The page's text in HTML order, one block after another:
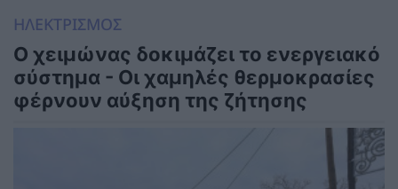
ΗΛΕΚΤΡΙΣΜΟΣ
Ο χειμώνας δοκιμάζει το ενεργειακό
σύστημα - Οι χαμηλές θερμοκρασίες
φέρνουν αύξηση της ζήτησης